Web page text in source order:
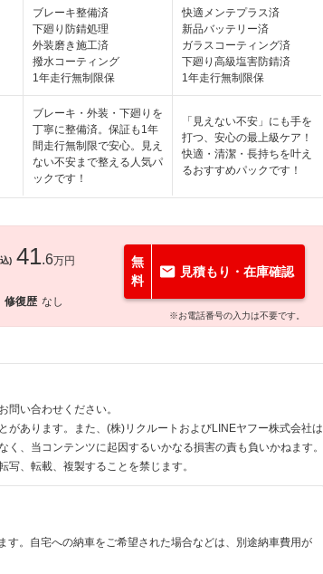
ブレーキ整備済
下廻り防錆処理
外装磨き施工済
撥水コーティング
1年走行無制限保
快適メンテプラス済
新品バッテリー済
ガラスコーティング済
下廻り高級塩害防錆済
1年走行無制限保
ブレーキ・外装・下廻りを
丁寧に整備済。保証も1年
間走行無制限で安心。見え
ない不安まで整える人気パ
ックです！
「見えない不安」にも手を
打つ、安心の最上級ケア！
快適・清潔・長持ちを叶え
るおすすめパックです！
) 41.6万円
修復歴 なし
無
料
見積もり・在庫確認
※お電話番号の入力は不要です。
い合わせください。
あります。また、(株)リクルートおよびLINEヤフー株式会社は
、当コンテンツに起因するいかなる損害の責も負いかねます。
、転載、複製することを禁じます。
。自宅への納車をご希望された場合などは、別途納車費用が